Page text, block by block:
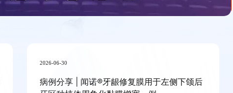
2026-06-30
病例分享 | 闻诺®牙龈修复膜用于左侧下颌后